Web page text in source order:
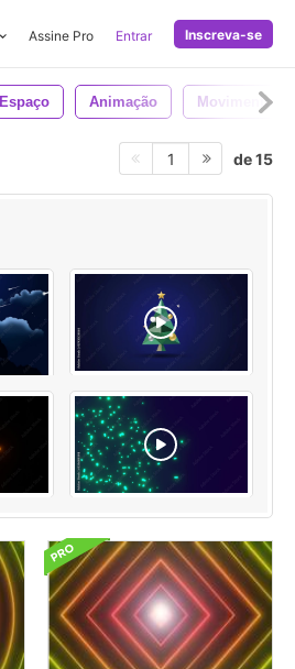
Assine Pro Entrar Inscreva-se
Espaço Animação Movimento
1 de 15